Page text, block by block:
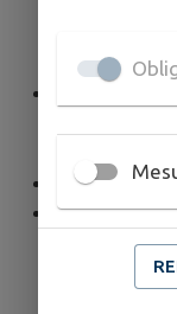
enversion
enversion